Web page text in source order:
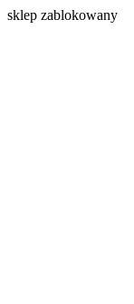
sklep zablokowany